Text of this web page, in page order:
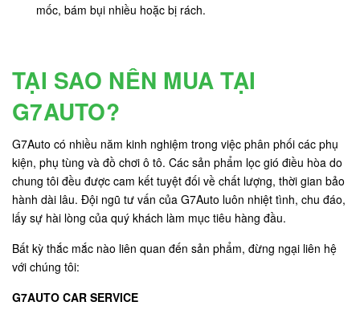
mốc, bám bụi nhiều hoặc bị rách.
TẠI SAO NÊN MUA TẠI
G7AUTO?
G7Auto có nhiều năm kinh nghiệm trong việc phân phối các phụ
kiện, phụ tùng và đồ chơi ô tô. Các sản phẩm lọc gió điều hòa do
chung tôi đều được cam kết tuyệt đối về chất lượng, thời gian bảo
hành dài lâu. Đội ngũ tư vấn của G7Auto luôn nhiệt tình, chu đáo,
lấy sự hài lòng của quý khách làm mục tiêu hàng đầu.
Bất kỳ thắc mắc nào liên quan đến sản phẩm, đừng ngại liên hệ
với chúng tôi:
G7AUTO CAR SERVICE